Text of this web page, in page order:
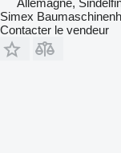
Simex
Contacter le vendeur